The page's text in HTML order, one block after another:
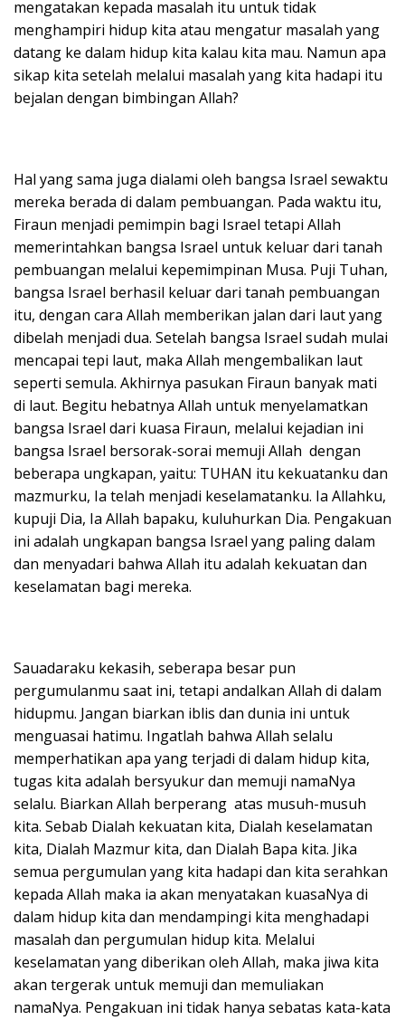
mengatakan kepada masalah itu untuk tidak
menghampiri hidup kita atau mengatur masalah yang
datang ke dalam hidup kita kalau kita mau. Namun apa
sikap kita setelah melalui masalah yang kita hadapi itu
bejalan dengan bimbingan Allah?
Hal yang sama juga dialami oleh bangsa Israel sewaktu
mereka berada di dalam pembuangan. Pada waktu itu,
Firaun menjadi pemimpin bagi Israel tetapi Allah
memerintahkan bangsa Israel untuk keluar dari tanah
pembuangan melalui kepemimpinan Musa. Puji Tuhan,
bangsa Israel berhasil keluar dari tanah pembuangan
itu, dengan cara Allah memberikan jalan dari laut yang
dibelah menjadi dua. Setelah bangsa Israel sudah mulai
mencapai tepi laut, maka Allah mengembalikan laut
seperti semula. Akhirnya pasukan Firaun banyak mati
di laut. Begitu hebatnya Allah untuk menyelamatkan
bangsa Israel dari kuasa Firaun, melalui kejadian ini
bangsa Israel bersorak-sorai memuji Allah dengan
beberapa ungkapan, yaitu: TUHAN itu kekuatanku dan
mazmurku, Ia telah menjadi keselamatanku. Ia Allahku,
kupuji Dia, Ia Allah bapaku, kuluhurkan Dia. Pengakuan
ini adalah ungkapan bangsa Israel yang paling dalam
dan menyadari bahwa Allah itu adalah kekuatan dan
keselamatan bagi mereka.
Sauadaraku kekasih, seberapa besar pun
pergumulanmu saat ini, tetapi andalkan Allah di dalam
hidupmu. Jangan biarkan iblis dan dunia ini untuk
menguasai hatimu. Ingatlah bahwa Allah selalu
memperhatikan apa yang terjadi di dalam hidup kita,
tugas kita adalah bersyukur dan memuji namaNya
selalu. Biarkan Allah berperang atas musuh-musuh
kita. Sebab Dialah kekuatan kita, Dialah keselamatan
kita, Dialah Mazmur kita, dan Dialah Bapa kita. Jika
semua pergumulan yang kita hadapi dan kita serahkan
kepada Allah maka ia akan menyatakan kuasaNya di
dalam hidup kita dan mendampingi kita menghadapi
masalah dan pergumulan hidup kita. Melalui
keselamatan yang diberikan oleh Allah, maka jiwa kita
akan tergerak untuk memuji dan memuliakan
namaNya. Pengakuan ini tidak hanya sebatas kata-kata